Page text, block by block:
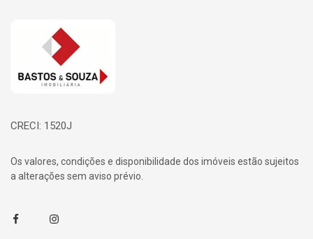
Página inicial
CRECI: 1520J
Os valores, condições e disponibilidade dos imóveis estão sujeitos
a alterações sem aviso prévio.
FacebookInstagram